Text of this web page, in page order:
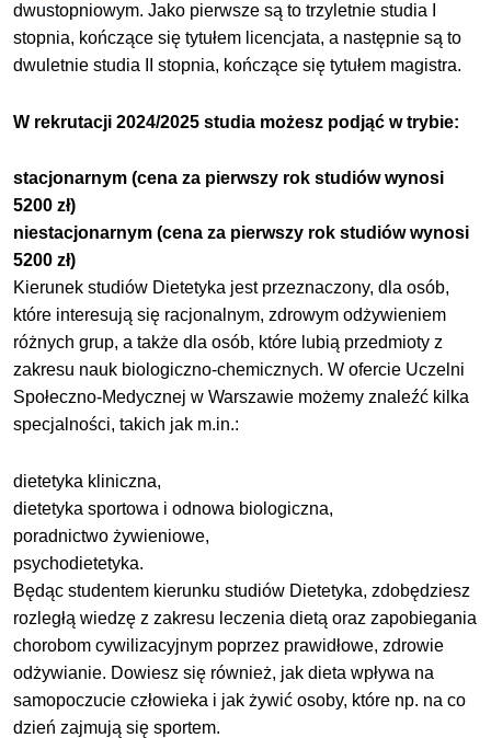
dwustopniowym. Jako pierwsze są to trzyletnie studia I
stopnia, kończące się tytułem licencjata, a następnie są to
dwuletnie studia II stopnia, kończące się tytułem magistra.
W rekrutacji 2024/2025 studia możesz podjąć w trybie:
stacjonarnym (cena za pierwszy rok studiów wynosi
5200 zł)
niestacjonarnym (cena za pierwszy rok studiów wynosi
5200 zł)
Kierunek studiów Dietetyka jest przeznaczony, dla osób,
które interesują się racjonalnym, zdrowym odżywieniem
różnych grup, a także dla osób, które lubią przedmioty z
zakresu nauk biologiczno-chemicznych. W ofercie Uczelni
Społeczno-Medycznej w Warszawie możemy znaleźć kilka
specjalności, takich jak m.in.:
dietetyka kliniczna,
dietetyka sportowa i odnowa biologiczna,
poradnictwo żywieniowe,
psychodietetyka.
Będąc studentem kierunku studiów Dietetyka, zdobędziesz
rozległą wiedzę z zakresu leczenia dietą oraz zapobiegania
chorobom cywilizacyjnym poprzez prawidłowe, zdrowie
odżywianie. Dowiesz się również, jak dieta wpływa na
samopoczucie człowieka i jak żywić osoby, które np. na co
dzień zajmują się sportem.